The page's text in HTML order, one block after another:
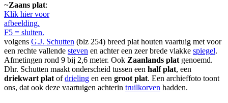
~Zaans plat:
Klik hier voor
afbeelding.
F5 = sluiten.
volgens G.J. Schutten (blz 254) breed plat houten vaartuig met voor
een rechte vallende steven en achter een zeer brede vlakke spiegel.
Afmetingen rond 9 bij 2,6 meter. Ook Zaanlands plat genoemd.
Dhr. Schutten maakt onderscheid tussen een half plat, een
driekwart plat ofdrieling en een groot plat. Een archieffoto toont
ons, dat ook deze vaartuigen achterin truilkorven hadden.